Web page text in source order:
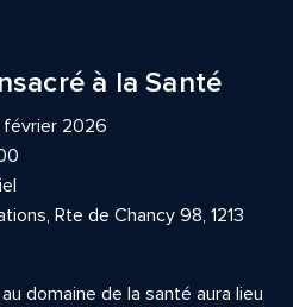
à la Santé
février 2026
Rte de Chancy 98, 1213
domaine de la santé aura lieu